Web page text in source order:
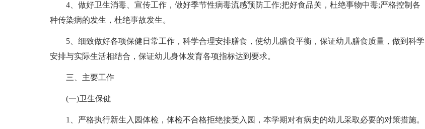
4、做好卫生消毒、宣传工作，做好季节性病毒流感预防工作;把好食品关，杜绝事物中毒;严格控制各
种传染病的发生，杜绝事故发生。
5、细致做好各项保健日常工作，科学合理安排膳食，使幼儿膳食平衡，保证幼儿膳食质量，做到科学
安排与实际生活相结合，保证幼儿身体发育各项指标达到要求。
三、主要工作
(一)卫生保健
1、严格执行新生入园体检，体检不合格拒绝接受入园，本学期对有病史的幼儿采取必要的对策措施。